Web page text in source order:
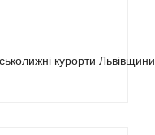
курорти Львівщини